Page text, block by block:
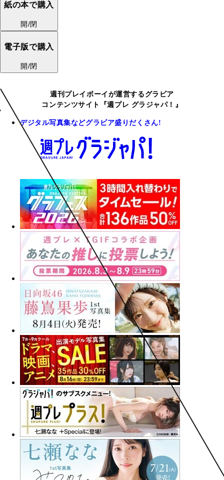
紙の本で購入
開/閉
電子版で購入
開/閉
週刊プレイボーイが運営するグラビア
コンテンツサイト『週プレ グラジャパ！』
デジタル写真集などグラビア盛りだくさん!